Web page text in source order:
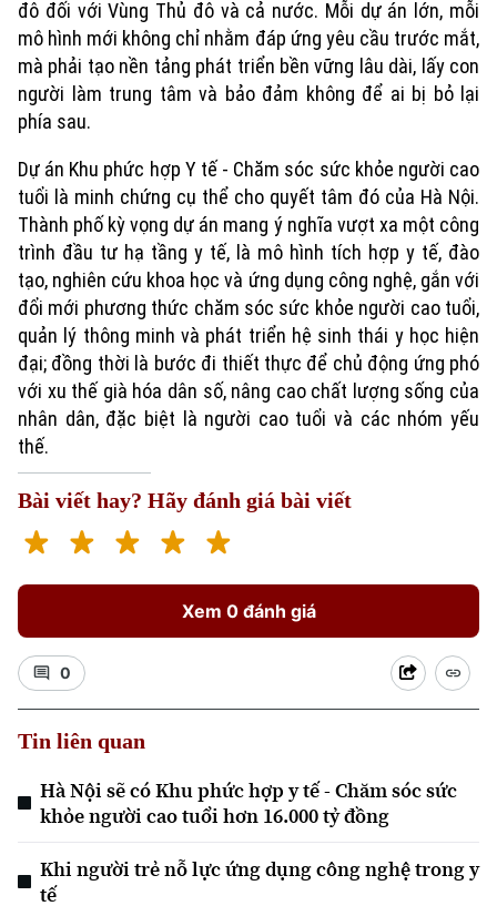
Chính trị
Xã hội
An ninh trật tự
Công nghệ
Nhịp sống Hà Nội
Người Hà Nội
Khoảnh khắc Hà Nội
Ẩm thực
Thế giới
Tin tức
Quân sự
Hồ sơ
Người Việt 4 phương
Kinh tế
Cafe sáng
Tài chính Ngân hàng
Doanh nghiệp
Tin tức
Đầu tư
Căn hộ
Đất đai
Kinh nghiệm
Tàu và Xe
Ô tô
Tàu
Xe máy
Thị trường
Đánh giá
Giáo dục
Tin tức
Tuyển sinh
Hướng nghiệp
Văn hóa
Tin tức
Làng nghề
Di tích
Sức khỏe
Dinh dưỡng
Thể thao
Giải trí
Tin tức
Sao
Điện ảnh
Thời trang
Âm nhạc
Đã phát sóng
đô đối với Vùng Thủ đô và cả nước. Mỗi dự án lớn, mỗi
mô hình mới không chỉ nhằm đáp ứng yêu cầu trước mắt,
mà phải tạo nền tảng phát triển bền vững lâu dài, lấy con
người làm trung tâm và bảo đảm không để ai bị bỏ lại
phía sau.
Dự án Khu phức hợp Y tế - Chăm sóc sức khỏe người cao
tuổi là minh chứng cụ thể cho quyết tâm đó của Hà Nội.
Thành phố kỳ vọng dự án mang ý nghĩa vượt xa một công
trình đầu tư hạ tầng y tế, là mô hình tích hợp y tế, đào
tạo, nghiên cứu khoa học và ứng dụng công nghệ, gắn với
đổi mới phương thức chăm sóc sức khỏe người cao tuổi,
quản lý thông minh và phát triển hệ sinh thái y học hiện
đại; đồng thời là bước đi thiết thực để chủ động ứng phó
với xu thế già hóa dân số, nâng cao chất lượng sống của
nhân dân, đặc biệt là người cao tuổi và các nhóm yếu
thế.
Bài viết hay? Hãy đánh giá bài viết
Xem 0 đánh giá
0
Tin liên quan
Hà Nội sẽ có Khu phức hợp y tế - Chăm sóc sức
khỏe người cao tuổi hơn 16.000 tỷ đồng
Khi người trẻ nỗ lực ứng dụng công nghệ trong y
tế